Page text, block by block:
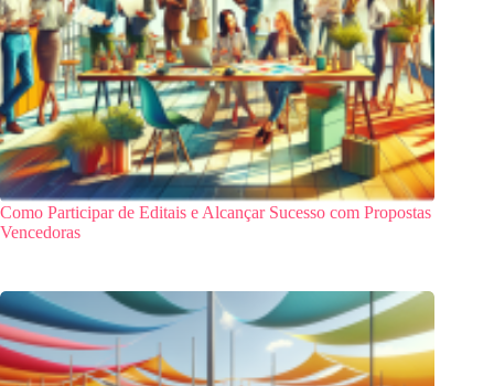
Como Participar de Editais e Alcançar Sucesso com Propostas
Vencedoras